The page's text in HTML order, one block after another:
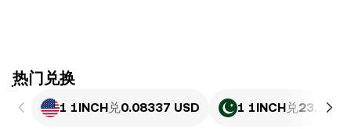
ִִִִִִִִִִִִִִִִִִִִִִִִִִִִִִִִִִִִִִִִִִִִִִִִ热门兑换
1 1INCH兑0.08337 USD 1 1INCH 兑23.15